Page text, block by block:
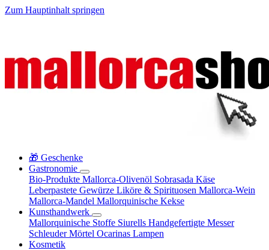
Zum Hauptinhalt springen
🎁 Geschenke
Gastronomie
Bio-Produkte Mallorca-Olivenöl Sobrasada Käse
Leberpastete Gewürze Liköre & Spirituosen Mallorca-Wein
Mallorca-Mandel Mallorquinische Kekse
Kunsthandwerk
Mallorquinische Stoffe Siurells Handgefertigte Messer
SchleuderMörtel Ocarinas Lampen
Kosmetik